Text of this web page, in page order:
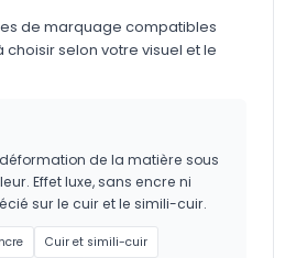
de marquage compatibles
selon votre visuel et le
de la matière sous
Effet luxe, sans encre ni
sur le cuir et le simili-cuir.
Cuir et simili-cuir